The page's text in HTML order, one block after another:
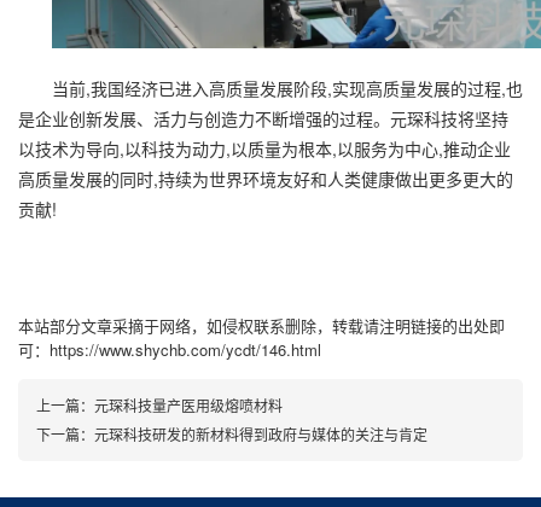
当前,我国经济已进入高质量发展阶段,实现高质量发展的过程,也
是企业创新发展、活力与创造力不断增强的过程。元琛科技将坚持
以技术为导向,以科技为动力,以质量为根本,以服务为中心,推动企业
高质量发展的同时,持续为世界环境友好和人类健康做出更多更大的
贡献!
本站部分文章采摘于网络，如侵权联系删除，转载请注明链接的出处即
可：https://www.shychb.com/ycdt/146.html
上一篇： 元琛科技量产医用级熔喷材料
下一篇： 元琛科技研发的新材料得到政府与媒体的关注与肯定